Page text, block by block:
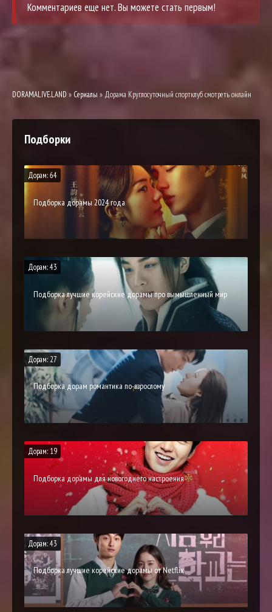
Комментариев еще нет. Вы можете стать первым!
DORAMALIVE.LAND » Сериалы » Дорама Круглосуточный спортклуб смотреть онлайн
Подборки
Дорам: 64
Подборка дорамы 2024 года
Дорам: 43
Подборка лучшие корейские дорамы про вымышленный мир
Дорам: 27
Подборка дорам романтика по-взрослому
Дорам: 19
Подборка дорамы для новогоднего настроения
Дорам: 43
Подборка лучшие корейские дорамы от Netflix